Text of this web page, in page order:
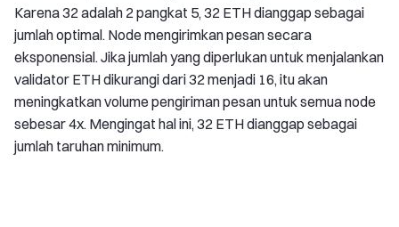
Karena 32 adalah 2 pangkat 5, 32 ETH dianggap sebagai
jumlah optimal. Node mengirimkan pesan secara
eksponensial. Jika jumlah yang diperlukan untuk menjalankan
validator ETH dikurangi dari 32 menjadi 16, itu akan
meningkatkan volume pengiriman pesan untuk semua node
sebesar 4x. Mengingat hal ini, 32 ETH dianggap sebagai
jumlah taruhan minimum.